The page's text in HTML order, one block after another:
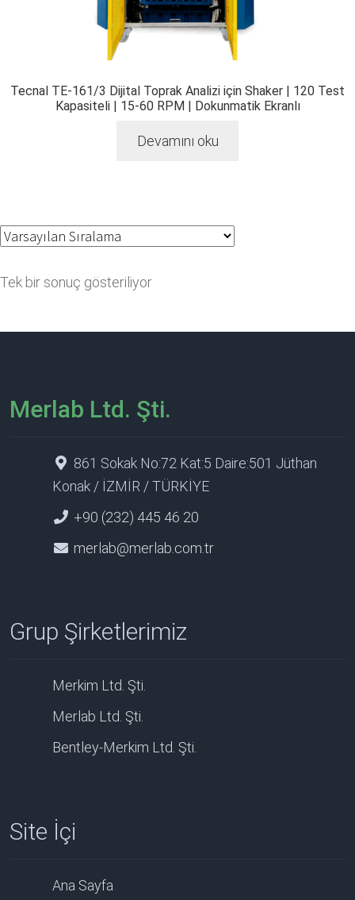
Tecnal TE-161/3 Dijital Toprak Analizi için Shaker | 120 Test
Kapasiteli | 15-60 RPM | Dokunmatik Ekranlı
Devamını oku
Tek bir sonuç gösteriliyor
Merlab Ltd. Şti.
861 Sokak No:72 Kat:5 Daire:501 Jüthan
Konak / İZMİR / TÜRKİYE
+90 (232) 445 46 20
merlab@merlab.com.tr
Grup Şirketlerimiz
Merkim Ltd. Şti.
Merlab Ltd. Şti.
Bentley-Merkim Ltd. Şti.
Site İçi
Ana Sayfa